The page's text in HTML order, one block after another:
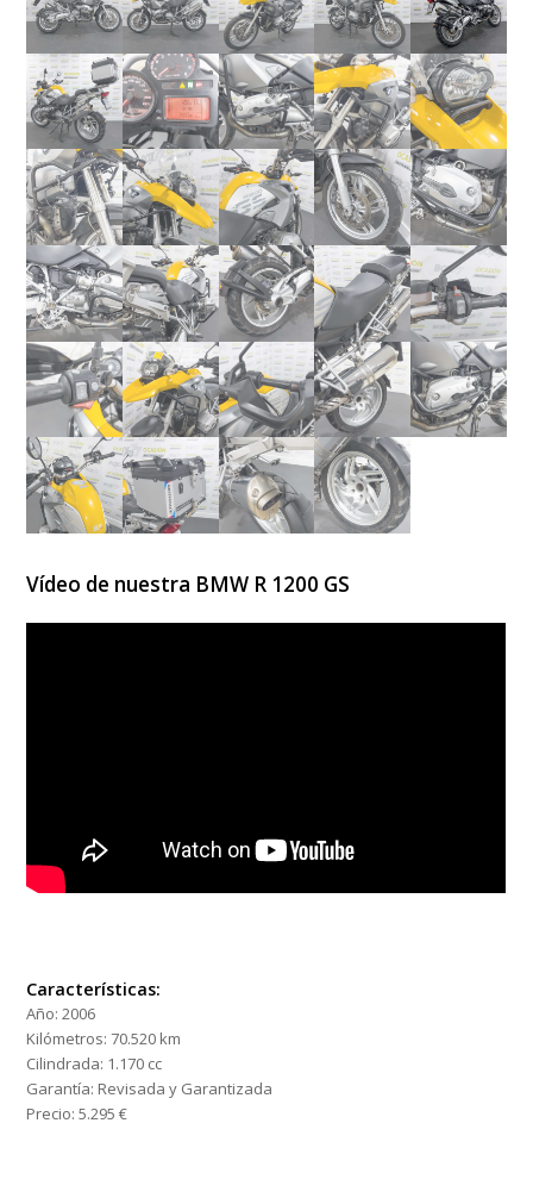
Vídeo de nuestra BMW R 1200 GS
Características:
Año: 2006
Kilómetros: 70.520 km
Cilindrada: 1.170 cc
Garantía: Revisada y Garantizada
Precio: 5.295 €